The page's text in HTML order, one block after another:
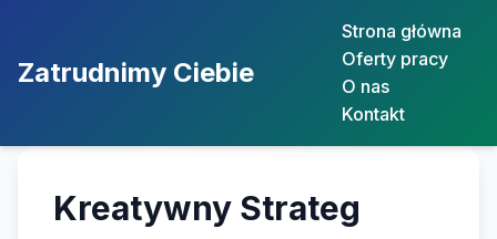
Zatrudnimy Ciebie
Strona główna
Oferty pracy
O nas
Kontakt
Kreatywny Strateg